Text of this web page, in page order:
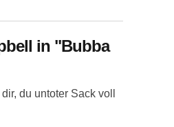
in "Bubba
du untoter Sack voll